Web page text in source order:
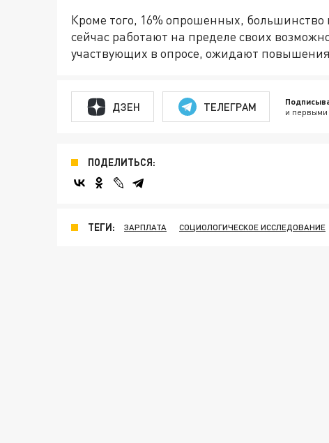
Кроме того, 16% опрошенных,
сейчас работают на пределе своих
участвующих в опросе, ожидают
ДЗЕН ТЕЛЕГРАМ и первыми
ПОДЕЛИТЬСЯ:
ТЕГИ: ЗАРПЛАТА СОЦИОЛОГИЧЕСКОЕ ИССЛЕДОВАНИЕ